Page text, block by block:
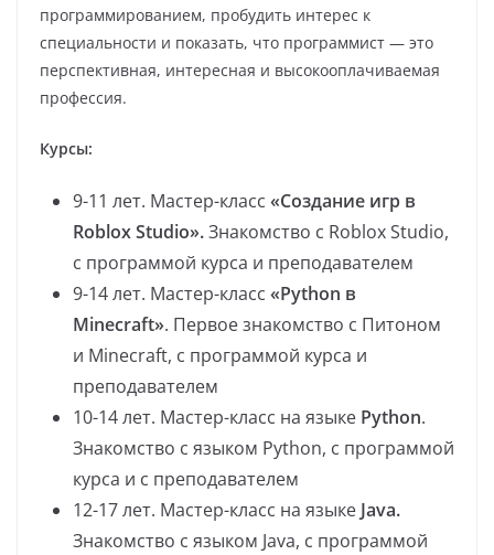
программированием, пробудить интерес к
специальности и показать, что программист — это
перспективная, интересная и высокооплачиваемая
профессия.
Курсы:
9-11 лет. Мастер-класс «Создание игр в
Roblox Studio».Знакомство с Roblox Studio,
с программой курса и преподавателем
9-14 лет. Мастер-класс «Python в
Minecraft». Первое знакомство с Питоном
и Minecraft, с программой курса и
преподавателем
10-14 лет. Мастер-класс на языке Python.
Знакомство с языком Python, с программой
курса и с преподавателем
12-17 лет. Мастер-класс на языке Java.
Знакомство с языком Java, с программой